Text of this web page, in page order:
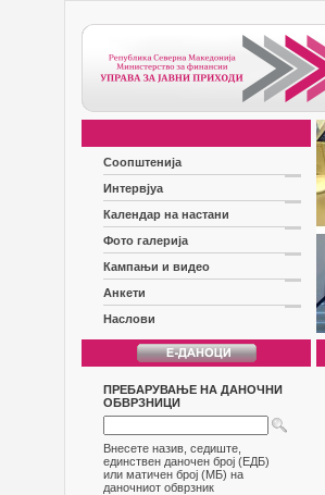
Соопштенија
Интервјуа
Календар на настани
Фото галерија
Кампањи и видео
Анкети
Наслови
ПРЕБАРУВАЊЕ НА ДАНОЧНИ
ОБВРЗНИЦИ
Внесете назив, седиште,
единствен даночен број (ЕДБ)
или матичен број (МБ) на
даночниот обврзник